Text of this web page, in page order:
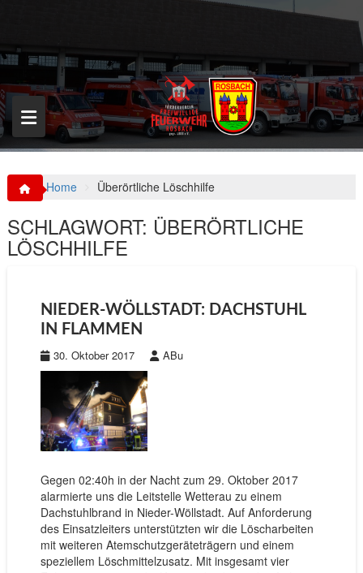
p
o
c
o
n
t
Home Überörtliche Löschhilfe
SCHLAGWORT: ÜBERÖRTLICHE
LÖSCHHILFE
NIEDER-WÖLLSTADT: DACHSTUHL
IN FLAMMEN
30. Oktober 2017 ABu
Gegen 02:40h in der Nacht zum 29. Oktober 2017
alarmierte uns die Leitstelle Wetterau zu einem
Dachstuhlbrand in Nieder-Wöllstadt. Auf Anforderung
des Einsatzleiters unterstützten wir die Löscharbeiten
mit weiteren Atemschutzgeräteträgern und einem
speziellem Löschmittelzusatz. Mit insgesamt vier